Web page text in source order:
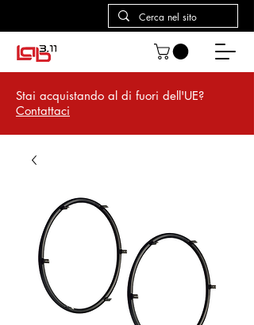
Stai acquistando al di fuori dell'UE?
Contattaci